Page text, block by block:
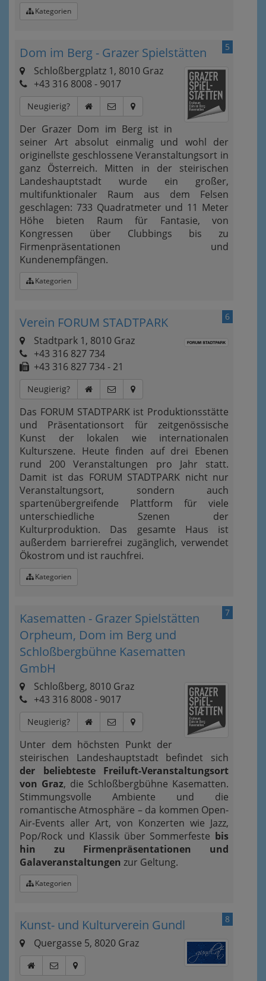
Kategorien
5
Dom im Berg - Grazer Spielstätten
Schloßbergplatz 1, 8010 Graz
+43 316 8008 - 9017
Neugierig?
Der Grazer Dom im Berg ist in
seiner Art absolut einmalig und wohl der
originellste geschlossene Veranstaltungsort in
ganz Österreich. Mitten in der steirischen
Landeshauptstadt wurde ein großer,
multifunktionaler Raum aus dem Felsen
geschlagen: 733 Quadratmeter und 11 Meter
Höhe bieten Raum für Fantasie, von
Kongressen über Clubbings bis zu
Firmenpräsentationen und
Kundenempfängen.
Kategorien
6
Verein FORUM STADTPARK
Stadtpark 1, 8010 Graz
+43 316 827 734
+43 316 827 734 - 21
Neugierig?
Das FORUM STADTPARK ist Produktionsstätte
und Präsentationsort für zeitgenössische
Kunst der lokalen wie internationalen
Kulturszene. Heute finden auf drei Ebenen
rund 200 Veranstaltungen pro Jahr statt.
Damit ist das FORUM STADTPARK nicht nur
Veranstaltungsort, sondern auch
spartenübergreifende Plattform für viele
unterschiedliche Szenen der
Kulturproduktion. Das gesamte Haus ist
außerdem barrierefrei zugänglich, verwendet
Ökostrom und ist rauchfrei.
Kategorien
7
Kasematten - Grazer Spielstätten
Orpheum, Dom im Berg und
Schloßbergbühne Kasematten
GmbH
Schloßberg, 8010 Graz
+43 316 8008 - 9017
Neugierig?
Unter dem höchsten Punkt der
steirischen Landeshauptstadt befindet sich
der beliebteste Freiluft-Veranstaltungsort
von Graz, die Schloßbergbühne Kasematten.
Stimmungsvolle Ambiente und die
romantische Atmosphäre – da kommen Open-
Air-Events aller Art, von Konzerten wie Jazz,
Pop/Rock und Klassik über Sommerfeste bis
hin zu Firmenpräsentationen und
Galaveranstaltungen zur Geltung.
Kategorien
8
Kunst- und Kulturverein Gundl
Quergasse 5, 8020 Graz